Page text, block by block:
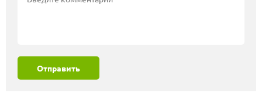
Отправить